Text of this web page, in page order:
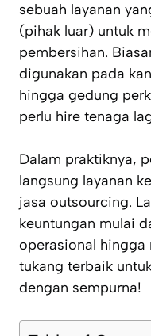
sebuah layanan
(pihak luar) untuk
pembersihan.
digunakan pada
hingga gedung
perlu hire tenaga
Dalam praktiknya,
langsung layanan
jasa outsourcing.
keuntungan mulai
operasional hingga
tukang terbaik
dengan sempurna!